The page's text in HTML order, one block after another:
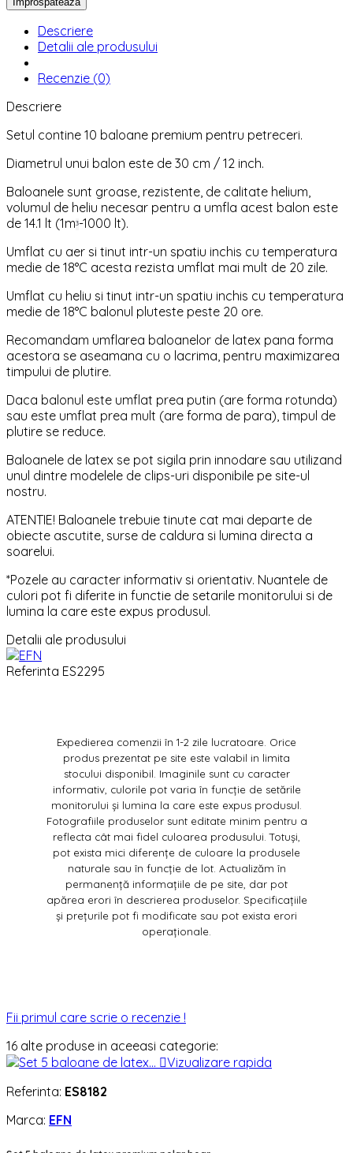
Descriere
Detalii ale produsului
Recenzie (0)
Descriere
Setul contine 10 baloane premium pentru petreceri.
Diametrul unui balon este de 30 cm / 12 inch.
Baloanele sunt groase, rezistente, de calitate helium,
volumul de heliu necesar pentru a umfla acest balon este
de 14.1 lt (1m³-1000 lt).
Umflat cu aer si tinut intr-un spatiu inchis cu temperatura
medie de 18°C acesta rezista umflat mai mult de 20 zile.
Umflat cu heliu si tinut intr-un spatiu inchis cu temperatura
medie de 18°C balonul pluteste peste 20 ore.
Recomandam umflarea baloanelor de latex pana forma
acestora se aseamana cu o lacrima, pentru maximizarea
timpului de plutire.
Daca balonul este umflat prea putin (are forma rotunda)
sau este umflat prea mult (are forma de para), timpul de
plutire se reduce.
Baloanele de latex se pot sigila prin innodare sau utilizand
unul dintre modelele de clips-uri disponibile pe site-ul
nostru.
ATENTIE! Baloanele trebuie tinute cat mai departe de
obiecte ascutite, surse de caldura si lumina directa a
soarelui.
*Pozele au caracter informativ si orientativ. Nuantele de
culori pot fi diferite in functie de setarile monitorului si de
lumina la care este expus produsul.
Detalii ale produsului
Referinta ES2295
Expedierea comenzii în 1-2 zile lucratoare. Orice
produs prezentat pe site este valabil in limita
stocului disponibil. Imaginile sunt cu caracter
informativ, culorile pot varia în funcție de setările
monitorului și lumina la care este expus produsul.
Fotografiile produselor sunt editate minim pentru a
reflecta cât mai fidel culoarea produsului. Totuși,
pot exista mici diferențe de culoare la produsele
naturale sau în funcție de lot. Actualizăm în
permanență informațiile de pe site, dar pot
apărea erori în descrierea produselor. Specificațiile
și prețurile pot fi modificate sau pot exista erori
operaționale.
Fii primul care scrie o recenzie !
16 alte produse in aceeasi categorie:
Vizualizare rapida
Referinta: ES8182
Marca: EFN